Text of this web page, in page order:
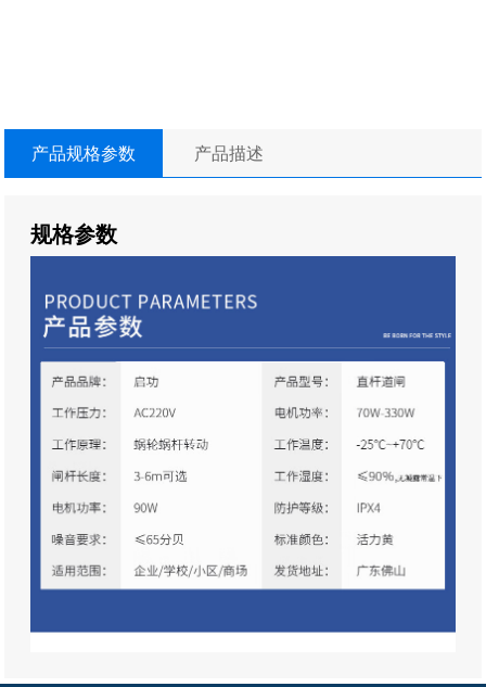
产品规格参数 产品描述
规格参数